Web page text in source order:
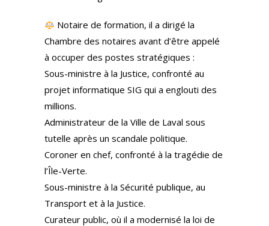
Notaire de formation, il a dirigé la
Chambre des notaires avant d’être appelé
à occuper des postes stratégiques :
Sous-ministre à la Justice, confronté au
projet informatique SIG qui a englouti des
millions.
Administrateur de la Ville de Laval sous
tutelle après un scandale politique.
Coroner en chef, confronté à la tragédie de
l’Île-Verte.
Sous-ministre à la Sécurité publique, au
Transport et à la Justice.
Curateur public, où il a modernisé la loi de